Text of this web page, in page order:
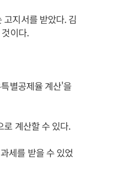
지서를 받았다. 김
이다.
별공제율 계산'을
로 계산할 수 있다.
세를 받을 수 있었